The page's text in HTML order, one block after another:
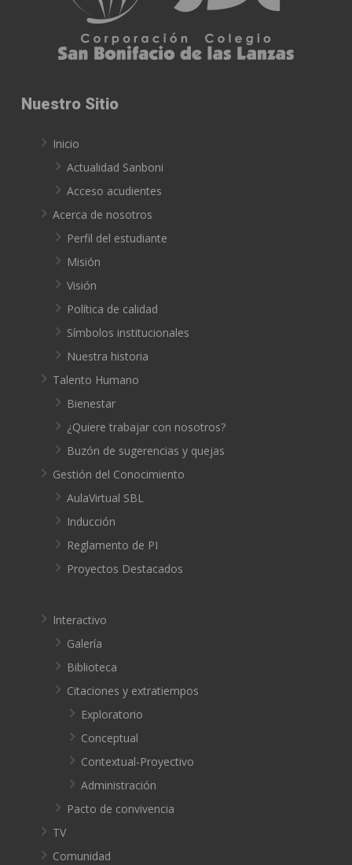
Nuestro Sitio
Inicio
Actualidad Sanboni
Acceso acudientes
Acerca de nosotros
Perfil del estudiante
Misión
Visión
Política de calidad
Símbolos institucionales
Nuestra historia
Talento Humano
Bienestar
¿Quiere trabajar con nosotros?
Buzón de sugerencias y quejas
Gestión del Conocimiento
AulaVirtual SBL
Inducción
Reglamento de PI
Proyectos Destacados
Interactivo
Galería
Biblioteca
Citaciones y extratiempos
Exploratorio
Conceptual
Contextual-Proyectivo
Administración
Pacto de convivencia
TV
Comunidad